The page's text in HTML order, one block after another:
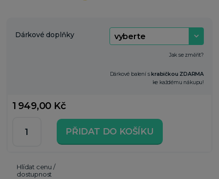
Dárkové doplňky
Jak se změřit?
Dárkové balení s krabičkou ZDARMA
ke každému nákupu!
1 949,00 Kč
PŘIDAT DO KOŠÍKU
Hlídat cenu /
dostupnost